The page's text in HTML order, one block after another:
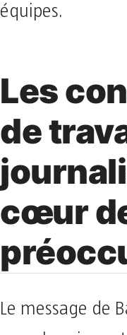
équipes.
Les
de
cœur
Le message de